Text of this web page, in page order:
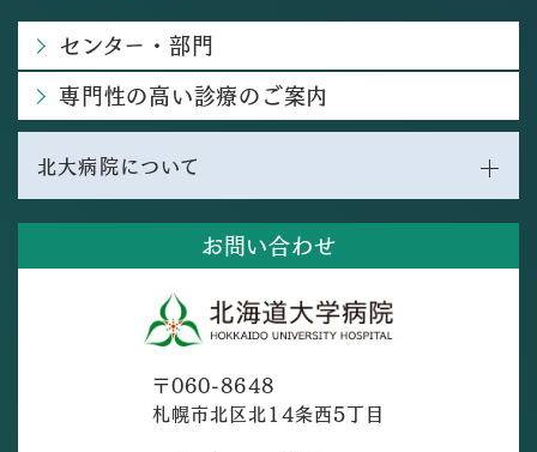
お問い合わせ
〒060-8648
札幌市北区北14条西5丁目
センター・部門
専門性の高い診療のご案内
北大病院について